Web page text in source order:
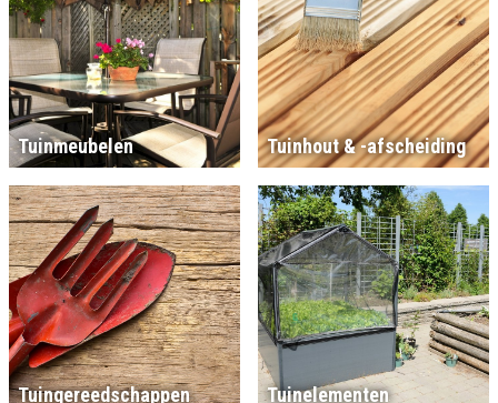
Tuinmeubelen Tuinhout & -afscheiding
Tuingereedschappen Tuinelementen